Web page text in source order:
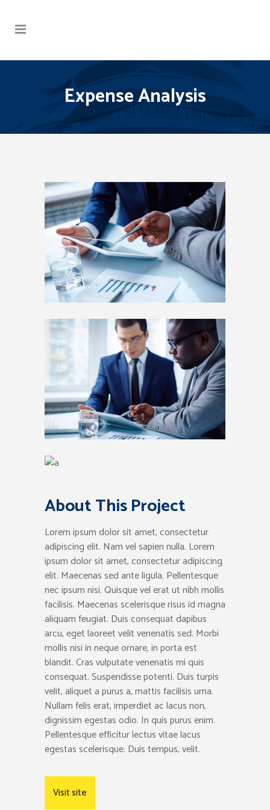
Expense Analysis
About This Project
Lorem ipsum dolor sit amet, consectetur
adipiscing elit. Nam vel sapien nulla. Lorem
ipsum dolor sit amet, consectetur adipiscing
elit. Maecenas sed ante ligula. Pellentesque
nec ipsum nisi. Quisque vel erat ut nibh mollis
facilisis. Maecenas scelerisque risus id magna
aliquam feugiat. Duis consequat dapibus
arcu, eget laoreet velit venenatis sed. Morbi
mollis nisi in neque ornare, in porta est
blandit. Cras vulputate venenatis mi quis
consequat. Suspendisse potenti. Duis turpis
velit, aliquet a purus a, mattis facilisis urna.
Nullam felis erat, imperdiet ac lacus non,
dignissim egestas odio. In quis purus enim.
Pellentesque efficitur lectus vitae lacus
egestas scelerisque. Duis tempus, velit.
Visit site